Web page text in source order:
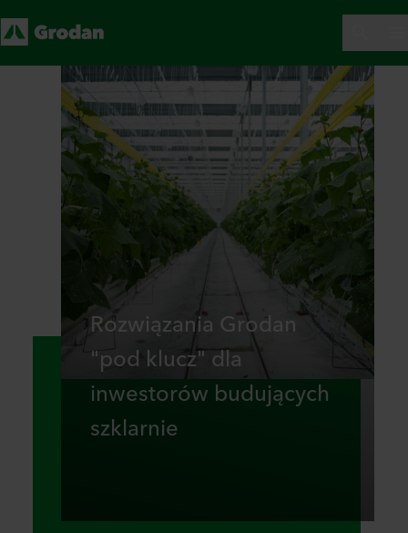
Rozwiązania Grodan
"pod klucz" dla
inwestorów budujących
szklarnie